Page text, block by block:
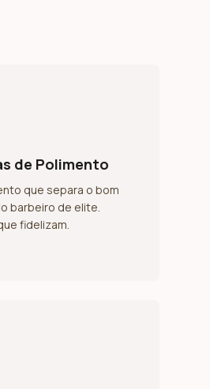
de Polimento
que separa o bom
barbeiro de elite.
fidelizam.